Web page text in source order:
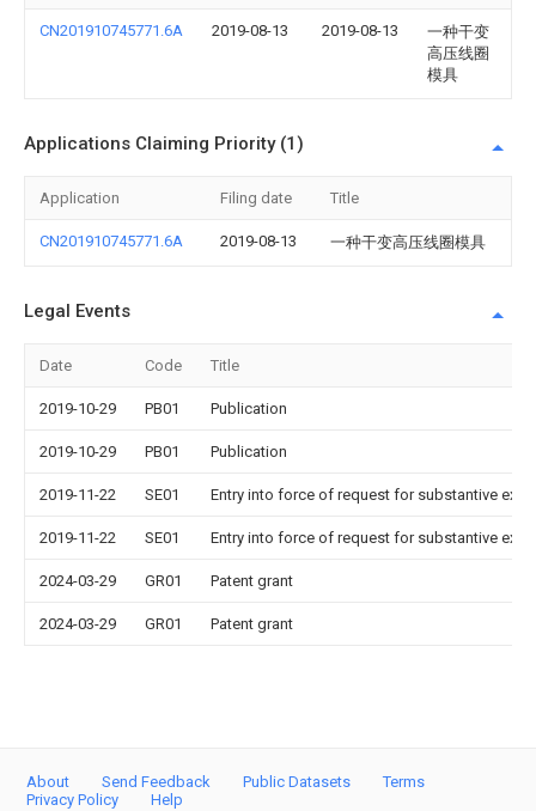
CN201910745771.6A 2019-08-13 2019-08-13
一种干变
高压线圈
模具
Applications Claiming Priority (1)
Application Filing date Title
CN201910745771.6A 2019-08-13 一种干变高压线圈模具
Legal Events
Date Code Title
2019-10-29 PB01 Publication
2019-10-29 PB01 Publication
2019-11-22 SE01 Entry into force of request for substantive
2019-11-22 SE01 Entry into force of request for substantive
2024-03-29 GR01 Patent grant
2024-03-29 GR01 Patent grant
About Send Feedback Public Datasets
Terms
Privacy Policy
Help